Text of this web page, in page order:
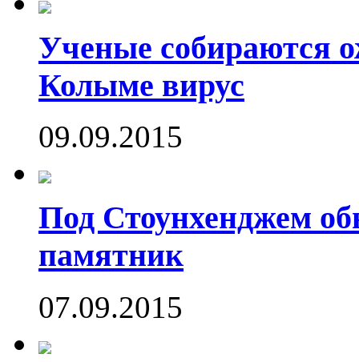
Ученые собираются
Колыме вирус
09.09.2015
Под Стоунхенджем
памятник
07.09.2015